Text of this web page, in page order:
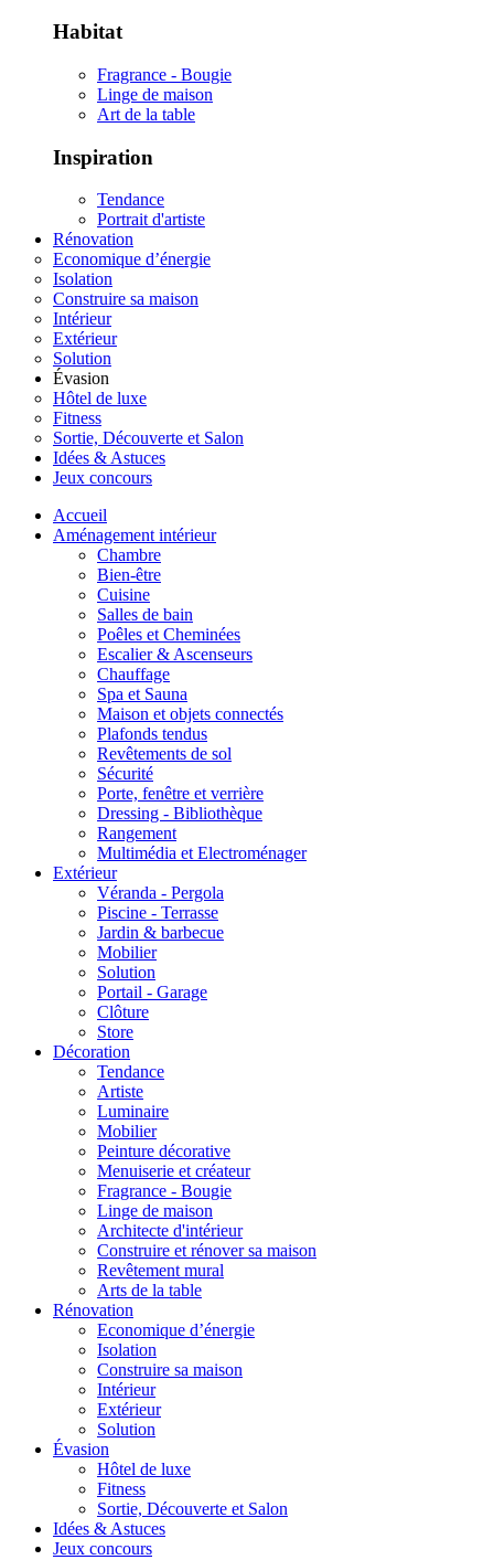
Habitat
Fragrance - Bougie
Linge de maison
Art de la table
Inspiration
Tendance
Portrait d'artiste
Rénovation
Economique d’énergie
Isolation
Construire sa maison
Intérieur
Extérieur
Solution
Évasion
Hôtel de luxe
Fitness
Sortie, Découverte et Salon
Idées & Astuces
Jeux concours
Accueil
Aménagement intérieur
Chambre
Bien-être
Cuisine
Salles de bain
Poêles et Cheminées
Escalier & Ascenseurs
Chauffage
Spa et Sauna
Maison et objets connectés
Plafonds tendus
Revêtements de sol
Sécurité
Porte, fenêtre et verrière
Dressing - Bibliothèque
Rangement
Multimédia et Electroménager
Extérieur
Véranda - Pergola
Piscine - Terrasse
Jardin & barbecue
Mobilier
Solution
Portail - Garage
Clôture
Store
Décoration
Tendance
Artiste
Luminaire
Mobilier
Peinture décorative
Menuiserie et créateur
Fragrance - Bougie
Linge de maison
Architecte d'intérieur
Construire et rénover sa maison
Revêtement mural
Arts de la table
Rénovation
Economique d’énergie
Isolation
Construire sa maison
Intérieur
Extérieur
Solution
Évasion
Hôtel de luxe
Fitness
Sortie, Découverte et Salon
Idées & Astuces
Jeux concours